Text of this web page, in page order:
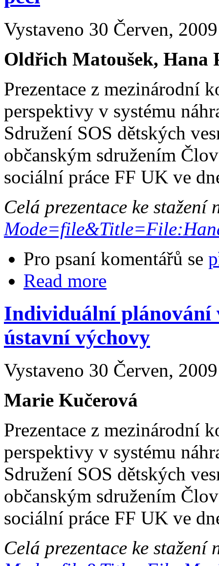
Vystaveno 30 Červen,
Oldřich Matoušek, Hana
Prezentace z mezinárodní
perspektivy v systému
Sdružení SOS dětských
občanským sdružením
sociální práce FF UK ve
Celá prezentace ke stažení
Pro psaní komentářů se
Read more
Individuální plánování
ústavní výchovy
Vystaveno 30 Červen,
Marie Kučerová
Prezentace z mezinárodní
perspektivy v systému
Sdružení SOS dětských
občanským sdružením
sociální práce FF UK ve
Celá prezentace ke stažení